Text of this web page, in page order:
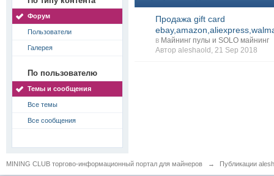
Форум
Пользователи
Галерея
По пользователю
Темы и сообщения
Все темы
Все сообщения
Продажа gift card
в Майнинг пулы и SOLO майнинг
Автор aleshaold , 21 Sep 2018
MINING CLUB торгово-информационный портал для майнеров → Публикации